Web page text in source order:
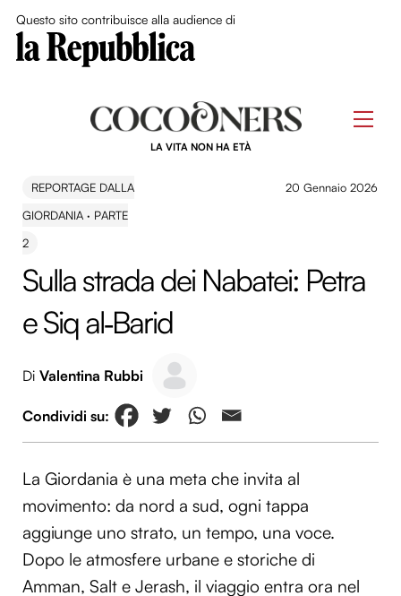
Questo sito contribuisce alla audience di
LA VITA NON HA ETÀ
REPORTAGE DALLA
GIORDANIA · PARTE
2
20 Gennaio 2026
Sulla strada dei Nabatei: Petra
e Siq al‑Barid
Di Valentina Rubbi
La Giordania è una meta che invita al
movimento: da nord a sud, ogni tappa
aggiunge uno strato, un tempo, una voce.
Dopo le atmosfere urbane e storiche di
Amman, Salt e Jerash, il viaggio entra ora nel